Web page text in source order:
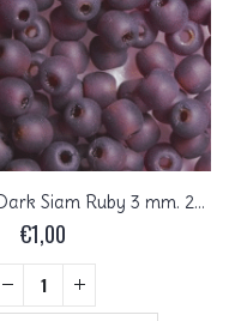
0050078 Mat Dark Siam Ruby 3 mm. 200 stuks
€1,00